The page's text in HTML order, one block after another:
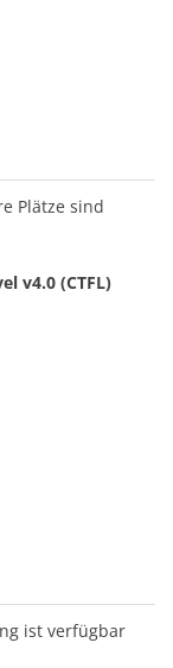
Plätze sind
v4.0 (CTFL)
ist verfügbar